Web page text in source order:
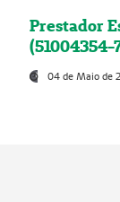
Prestador
(51004354-
04 de Maio de